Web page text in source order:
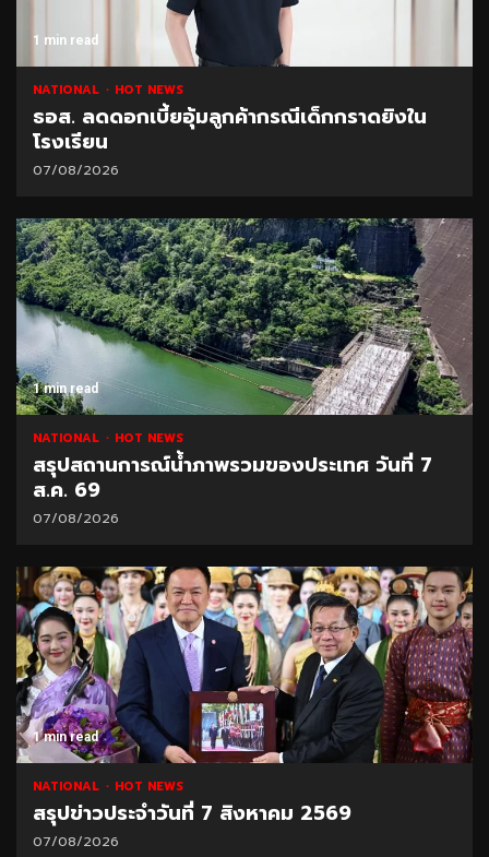
1 min read
NATIONAL HOT NEWS
ธอส. ลดดอกเบี้ยอุ้มลูกค้ากรณีเด็กกราดยิงใน
โรงเรียน
07/08/2026
1 min read
NATIONAL HOT NEWS
สรุปสถานการณ์น้ำภาพรวมของประเทศ วันที่ 7
ส.ค. 69
07/08/2026
1 min read
NATIONAL HOT NEWS
สรุปข่าวประจำวันที่ 7 สิงหาคม 2569
07/08/2026